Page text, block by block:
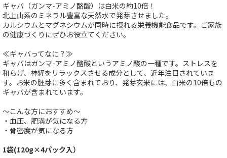
ギャバ（ガンマ-アミノ酪酸）は白米の約10倍！
北上山系のミネラル豊富な天然水で発芽させました。
カルシウムとマグネシウムが同時に摂れる栄養機能食品です。ご家族
の健康づくりにぜひお役立てください。
≪ギャバってなに？≫
ギャバはガンマ-アミノ酪酸というアミノ酸の一種です。ストレスを
和らげ、神経をリラックスさせる成分として、近年注目されていま
す。お米の胚芽に多く含まれており、発芽玄米には、白米の10倍もの
ギャバが含まれています。
～こんな方におすすめ～
・血圧、肥満が気になる方
・骨密度が気になる方
1袋(120g×4パック入）